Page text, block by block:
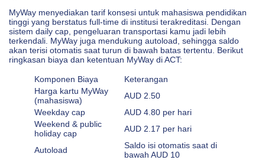
MyWay menyediakan tarif konsesi untuk mahasiswa pendidikan
tinggi yang berstatus full-time di institusi terakreditasi. Dengan
sistem daily cap, pengeluaran transportasi kamu jadi lebih
terkendali. MyWay juga mendukung autoload, sehingga saldo
akan terisi otomatis saat turun di bawah batas tertentu. Berikut
ringkasan biaya dan ketentuan MyWay di ACT:
Komponen Biaya
Keterangan
Harga kartu MyWay
(mahasiswa)
AUD 2.50
Weekday cap
AUD 4.80 per hari
Weekend & public
holiday cap
AUD 2.17 per hari
Autoload
Saldo isi otomatis saat di
bawah AUD 10